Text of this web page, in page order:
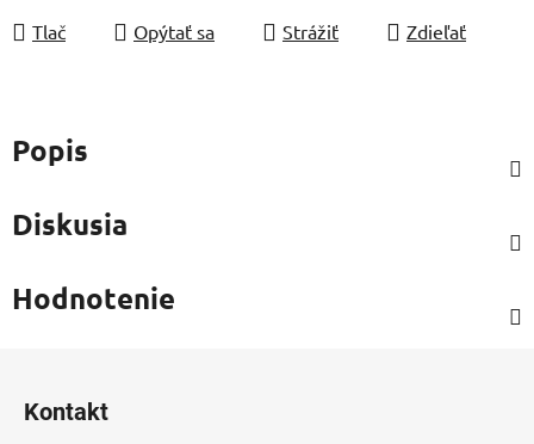
Tlač Opýtať sa Strážiť Zdieľať
Popis
Diskusia
Hodnotenie
Kontakt